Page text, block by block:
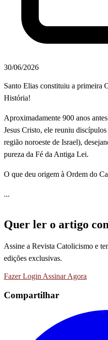
30/06/2026
Santo Elias constituiu a primeira
História!
Aproximadamente 900 anos
Jesus Cristo, ele reuniu
região noroeste de Israel),
pureza da Fé da Antiga Lei.
O que deu origem à Ordem do
...
Quer ler o artigo
Assine a Revista Catolicismo e
edições exclusivas.
Fazer Login Assinar Agora
Compartilhar